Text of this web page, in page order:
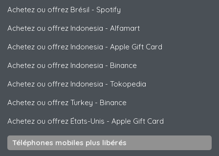
Achetez ou offrez Brésil - Spotify
Achetez ou offrez Indonesia - Alfamart
Achetez ou offrez Indonesia - Apple Gift Card
Achetez ou offrez Indonesia - Binance
Achetez ou offrez Indonesia - Tokopedia
Achetez ou offrez Turkey - Binance
Achetez ou offrez États-Unis - Apple Gift Card
Téléphones mobiles plus libérés